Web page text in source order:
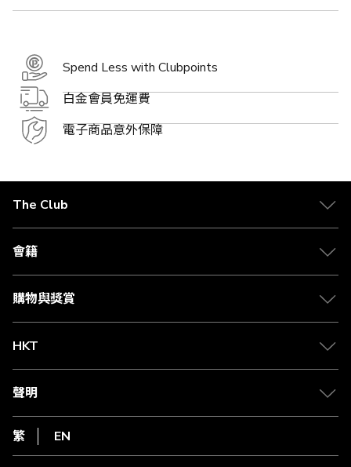
Spend Less with Clubpoints
白金會員免運費
電子商品意外保障
The Club
關於 The Club
合作夥伴
媒體中心
會籍
會籍及專屬禮遇
賺取積分
購物與獎賞
物流與配送
Club Shopping 商品領取站
常見問題
HKT
csl.
1010
HKT
聲明
私隱聲明
使用條款
條款及細則
繁 EN